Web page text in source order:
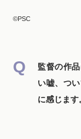
©PSC
監督の作
い嘘、つ
に感じます。